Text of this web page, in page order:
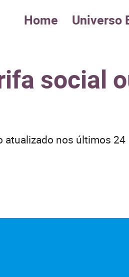
Home Universo
social
atualizado nos últimos 24